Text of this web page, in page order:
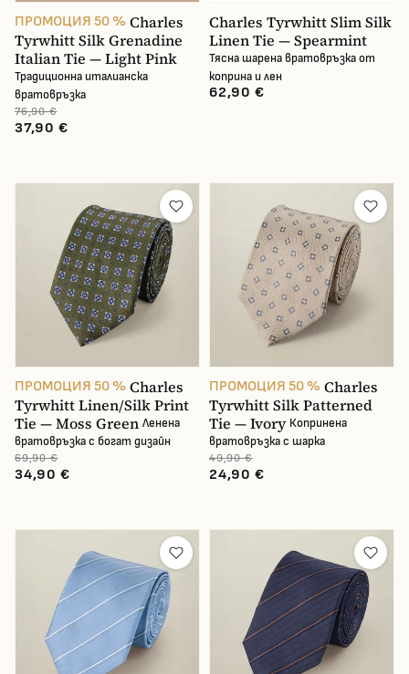
ПРОМОЦИЯ 50 % Charles
Tyrwhitt Silk Grenadine
Italian Tie — Light Pink
Традиционна италианска
вратовръзка
76,90 €
37,90 €
Charles Tyrwhitt Slim Silk
Linen Tie — Spearmint
Тясна шарена вратовръзка от
коприна и лен
62,90 €
ПРОМОЦИЯ 50 % Charles
Tyrwhitt Linen/Silk Print
Tie — Moss Green Ленена
вратовръзка с богат дизайн
69,90 €
34,90 €
ПРОМОЦИЯ 50 % Charles
Tyrwhitt Silk Patterned
Tie — Ivory Копринена
вратовръзка с шарка
49,90 €
24,90 €